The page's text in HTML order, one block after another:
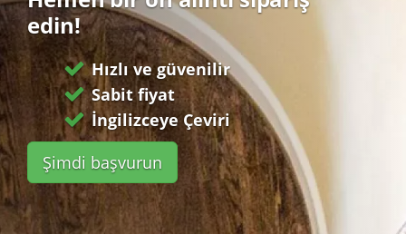
edin!
Hızlı ve güvenilir
Sabit fiyat
İngilizceye Çeviri
Şimdi başvurun